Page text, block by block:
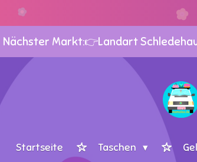
Nächster Markt:👉Landart
Startseite Taschen